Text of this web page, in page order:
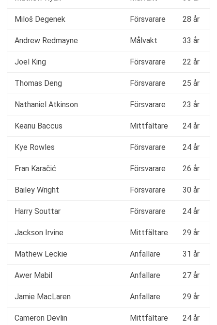
Miloš Degenek Försvarare 28 år
Andrew Redmayne Målvakt 33 år
Joel King Försvarare 22 år
Thomas Deng Försvarare 25 år
Nathaniel Atkinson Försvarare 23 år
Keanu Baccus Mittfältare 24 år
Kye Rowles Försvarare 24 år
Fran Karačić Försvarare 26 år
Bailey Wright Försvarare 30 år
Harry Souttar Försvarare 24 år
Jackson Irvine Mittfältare 29 år
Mathew Leckie Anfallare 31 år
Awer Mabil Anfallare 27 år
Jamie MacLaren Anfallare 29 år
Cameron Devlin Mittfältare 24 år